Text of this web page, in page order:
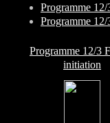
Programme
Programme
Programme 12/3
initiation